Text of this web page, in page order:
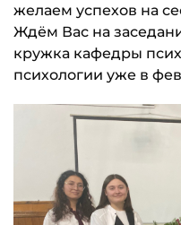
желаем успехов на
Ждём Вас на
кружка кафедры
психологии уже в